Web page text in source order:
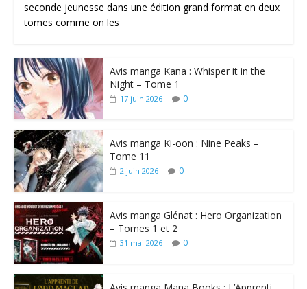
seconde jeunesse dans une édition grand format en deux
tomes comme on les
Avis manga Kana : Whisper it in the
Night – Tome 1
17 juin 2026 0
Avis manga Ki-oon : Nine Peaks –
Tome 11
2 juin 2026 0
Avis manga Glénat : Hero Organization
– Tomes 1 et 2
31 mai 2026 0